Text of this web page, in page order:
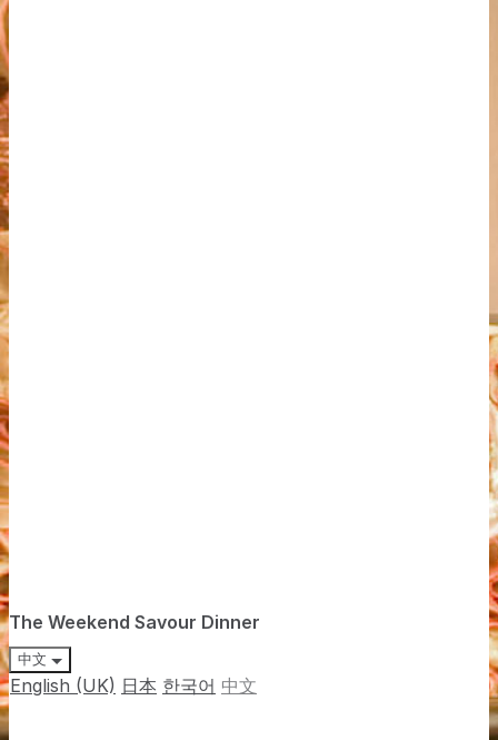
The Weekend Savour Dinner
中文
English (UK) 日本 한국어 中文